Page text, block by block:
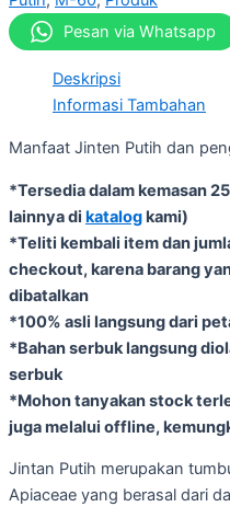
Pesan via Whatsapp
Deskripsi
Informasi Tambahan
Manfaat Jinten Putih dan
*Tersedia dalam kemasan
lainnya di katalogkami)
*Teliti kembali item dan
checkout, karena barang
dibatalkan
*100% asli langsung dari
*Bahan serbuk langsung
serbuk
*Mohon tanyakan stock
juga melalui offline,
Jintan Putih merupakan
Apiaceae yang berasal dari